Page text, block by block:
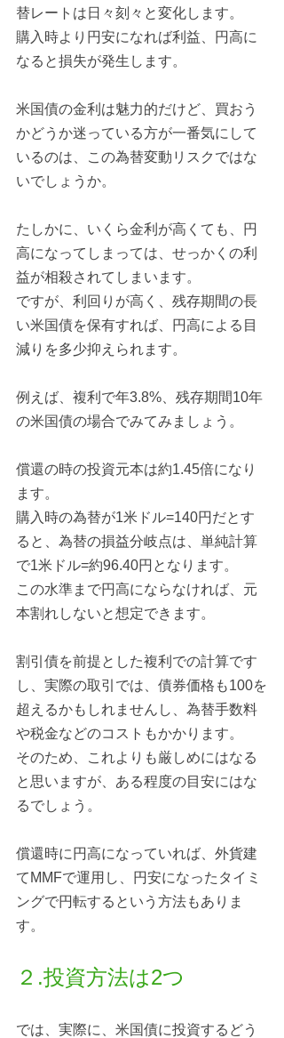
替レートは日々刻々と変化します。
購入時より円安になれば利益、円高に
なると損失が発生します。
米国債の金利は魅力的だけど、買おう
かどうか迷っている方が一番気にして
いるのは、この為替変動リスクではな
いでしょうか。
たしかに、いくら金利が高くても、円
高になってしまっては、せっかくの利
益が相殺されてしまいます。
ですが、利回りが高く、残存期間の長
い米国債を保有すれば、円高による目
減りを多少抑えられます。
例えば、複利で年3.8%、残存期間10年
の米国債の場合でみてみましょう。
償還の時の投資元本は約1.45倍になり
ます。
購入時の為替が1米ドル=140円だとす
ると、為替の損益分岐点は、単純計算
で1米ドル=約96.40円となります。
この水準まで円高にならなければ、元
本割れしないと想定できます。
割引債を前提とした複利での計算です
し、実際の取引では、債券価格も100を
超えるかもしれませんし、為替手数料
や税金などのコストもかかります。
そのため、これよりも厳しめにはなる
と思いますが、ある程度の目安にはな
るでしょう。
償還時に円高になっていれば、外貨建
てMMFで運用し、円安になったタイミ
ングで円転するという方法もありま
す。
２.投資方法は2つ
では、実際に、米国債に投資するどう